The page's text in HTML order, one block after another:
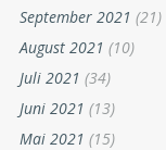
September 2021 (21)
August 2021 (10)
Juli 2021 (34)
Juni 2021 (13)
Mai 2021 (15)